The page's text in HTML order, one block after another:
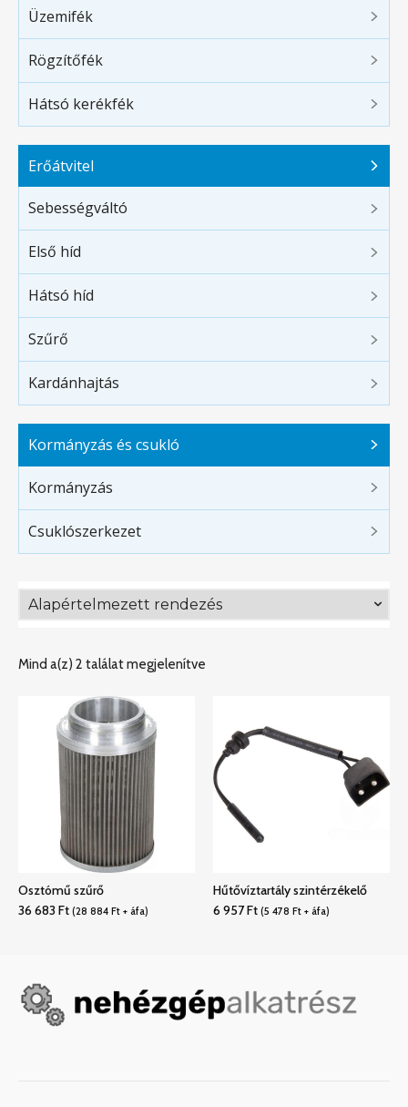
Üzemifék
Rögzítőfék
Hátsó kerékfék
Erőátvitel
Sebességváltó
Első híd
Hátsó híd
Szűrő
Kardánhajtás
Kormányzás és csukló
Kormányzás
Csuklószerkezet
Mind a(z) 2 találat megjelenítve
Osztómű szűrő
36 683Ft (28 884 Ft + áfa)
Hűtővíztartály szintérzékelő
6 957Ft (5 478 Ft + áfa)